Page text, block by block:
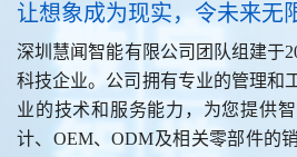
让想象成为现实，令未来无
深圳慧闻智能有限公司团队组建于
科技企业。公司拥有专业的管理和
业的技术和服务能力，为您提供
计、OEM、ODM及相关零部件的